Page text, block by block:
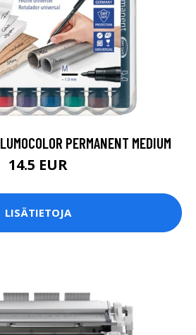
PERMANENT MEDIUM
14.5 EUR
LISÄTIETOJA